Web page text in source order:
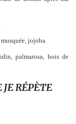
jojoba.
palmarosa, bois de
JE RÉPÈTE